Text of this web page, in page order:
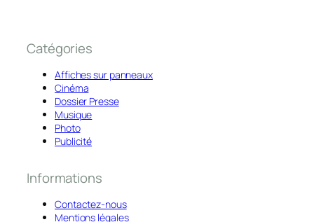
Catégories
Affiches sur panneaux
Cinéma
Dossier Presse
Musique
Photo
Publicité
Informations
Contactez-nous
Mentions légales